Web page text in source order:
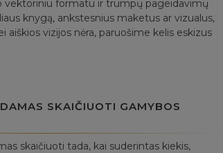
vektoriniu formatu ir trumpų pageidavimų
knygą, ankstesnius maketus ar vizualus,
aiškios vizijos nėra, paruošime kelis eskizus
SKAIČIUOTI GAMYBOS
skaičiuoti tada, kai suderintas kiekis,